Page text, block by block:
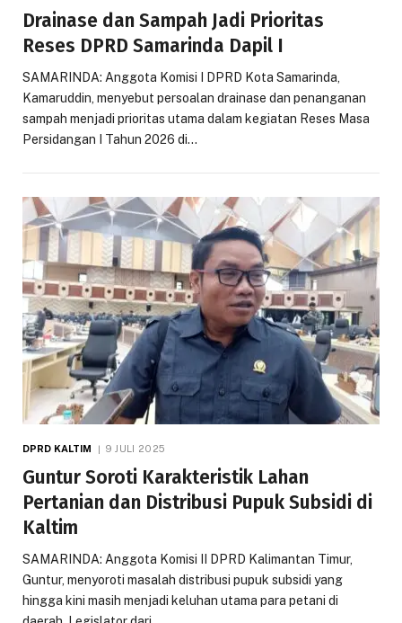
Drainase dan Sampah Jadi Prioritas
Reses DPRD Samarinda Dapil I
SAMARINDA: Anggota Komisi I DPRD Kota Samarinda,
Kamaruddin, menyebut persoalan drainase dan penanganan
sampah menjadi prioritas utama dalam kegiatan Reses Masa
Persidangan I Tahun 2026 di…
DPRD KALTIM 9 JULI 2025
Guntur Soroti Karakteristik Lahan
Pertanian dan Distribusi Pupuk Subsidi di
Kaltim
SAMARINDA: Anggota Komisi II DPRD Kalimantan Timur,
Guntur, menyoroti masalah distribusi pupuk subsidi yang
hingga kini masih menjadi keluhan utama para petani di